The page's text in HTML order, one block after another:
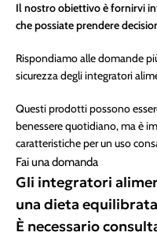
Il nostro obiettivo è fornirvi
che possiate prendere
Rispondiamo alle domande
sicurezza degli integratori
Questi prodotti possono
benessere quotidiano, ma è
caratteristiche per un uso
Fai una domanda
Gli integratori
una dieta
È necessario